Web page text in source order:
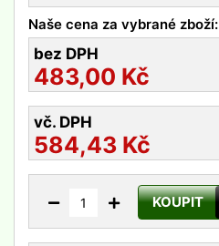
Naše cena za vybrané zboží:
bez DPH
483,00 Kč
vč. DPH
584,43 Kč
KOUPIT